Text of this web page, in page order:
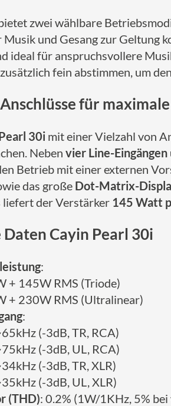
zwei wählbare
und Gesang zur Geltung
ideal für anspruchsvollere
fein abstimmen, um
für
30i mit einer Vielzahl von
Neben vier Line-Eingängen
Betrieb mit einer externen
das große Dot-Matrix-
liefert der Verstärker 145 Watt
Daten Cayin Pearl 30i
:
+ 145W RMS (Triode)
+ 230W RMS (Ultralinear)
:
(-3dB, TR, RCA)
(-3dB, UL, RCA)
(-3dB, TR, XLR)
(-3dB, UL, XLR)
(THD): 0.2% (1W/1KHz, 5%